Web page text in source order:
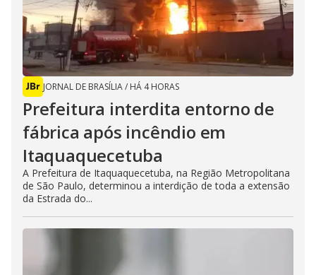
JORNAL DE BRASÍLIA/ HÁ 4 HORAS
Prefeitura interdita entorno de
fábrica após incêndio em
Itaquaquecetuba
A Prefeitura de Itaquaquecetuba, na Região Metropolitana
de São Paulo, determinou a interdição de toda a extensão
da Estrada do...